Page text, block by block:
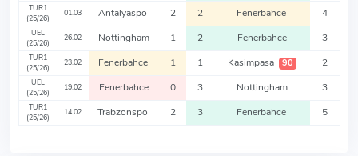
TUR1
(25/26)
01.03 Antalyaspo 2 2 Fenerbahce 4
UEL
(25/26)
26.02 Nottingham 1 2 Fenerbahce 3
TUR1
(25/26)
23.02 Fenerbahce 1 1 Kasimpasa 90 2
UEL
(25/26)
19.02 Fenerbahce 0 3 Nottingham 3
TUR1
(25/26)
14.02 Trabzonspo 2 3 Fenerbahce 5